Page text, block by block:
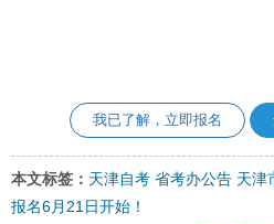
我已了解，立即报名
本文标签： 天津自考 省考办公告 天津
报名6月21日开始！